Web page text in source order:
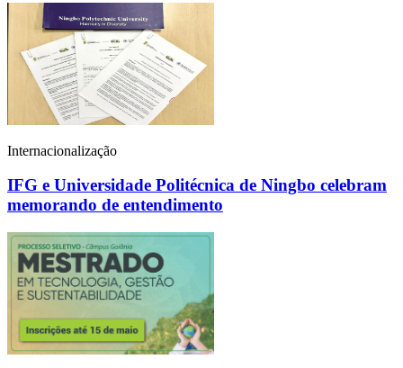
Internacionalização
IFG e Universidade Politécnica de Ningbo celebram
memorando de entendimento